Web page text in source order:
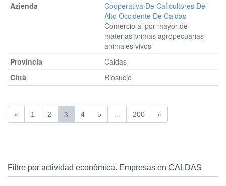
Cooperativa De Caficultores Del
Alto Occidente De Caldas
Comercio al por mayor de
materias primas agropecuarias
animales vivos
Caldas
Riosucio
« 1 2 3 4 5 ... 200 »
Filtre por actividad económica. Empresas en CALDAS